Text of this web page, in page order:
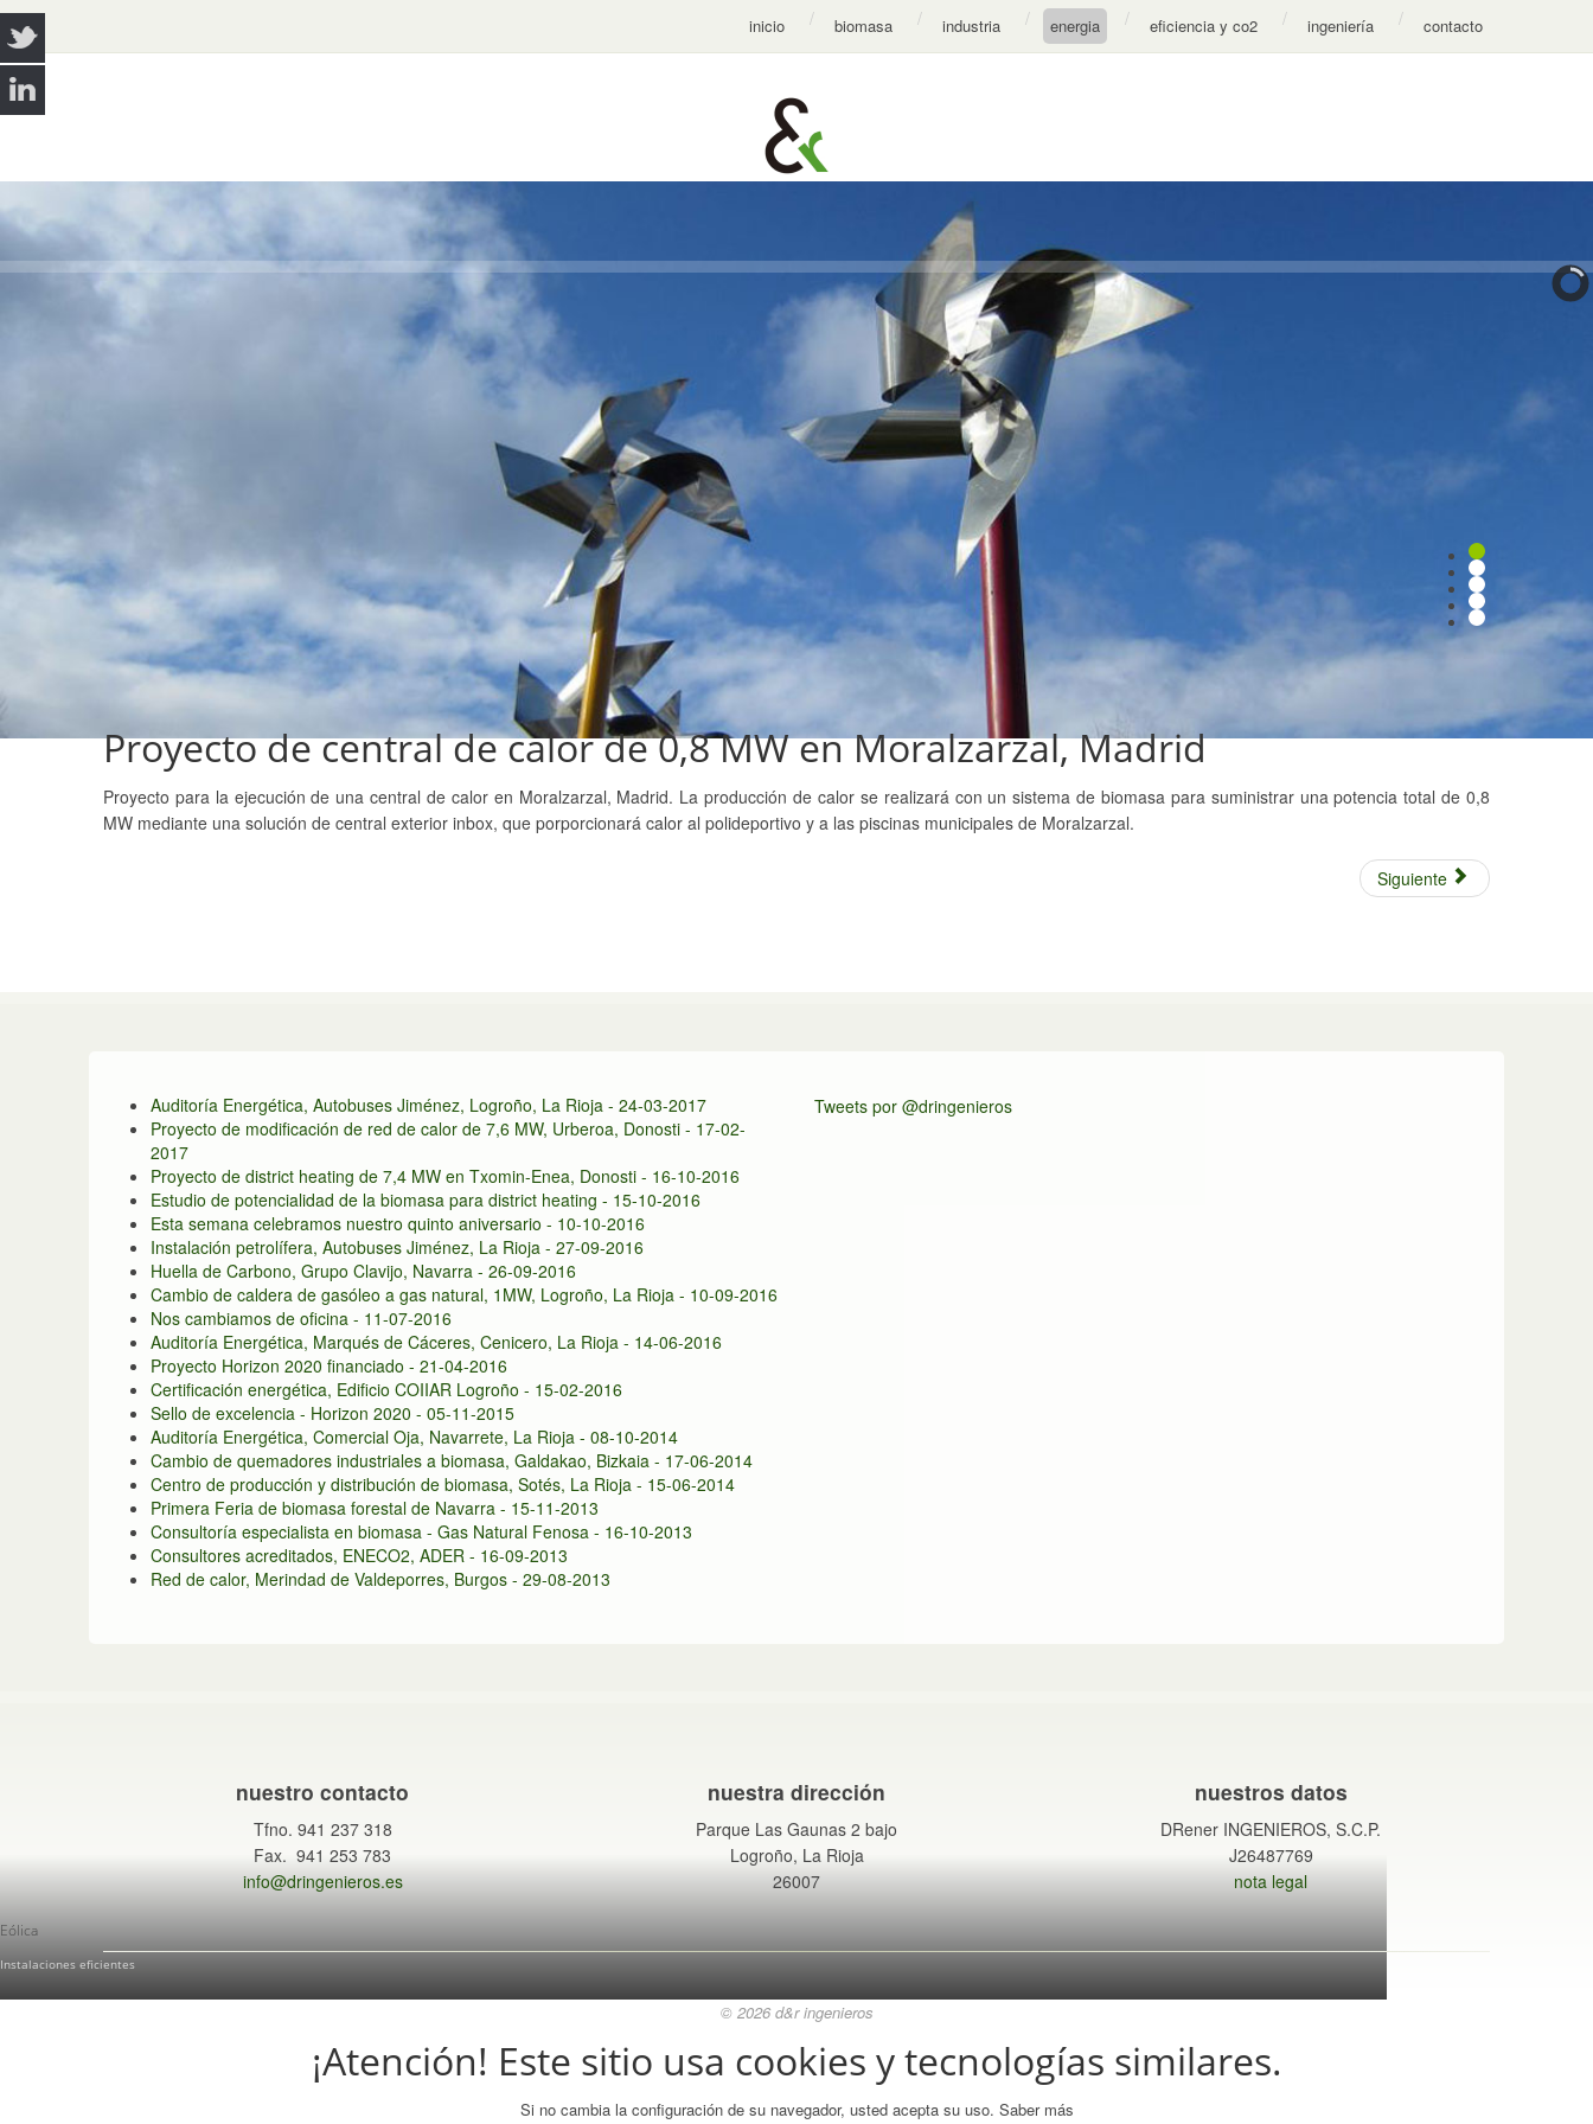
inicio biomasa industria energia eficiencia y co2 ingeniería contacto
Eólica
Instalaciones eficientes
Proyecto de central de calor de 0,8 MW en Moralzarzal, Madrid
Proyecto para la ejecución de una central de calor en Moralzarzal, Madrid. La producción de calor se realizará con un sistema de biomasa para suministrar una potencia total de 0,8
MW mediante una solución de central exterior inbox, que porporcionará calor al polideportivo y a las piscinas municipales de Moralzarzal.
Siguiente
Auditoría Energética, Autobuses Jiménez, Logroño, La Rioja - 24-03-2017
Proyecto de modificación de red de calor de 7,6 MW, Urberoa, Donosti - 17-02-
2017
Proyecto de district heating de 7,4 MW en Txomin-Enea, Donosti - 16-10-2016
Estudio de potencialidad de la biomasa para district heating - 15-10-2016
Esta semana celebramos nuestro quinto aniversario - 10-10-2016
Instalación petrolífera, Autobuses Jiménez, La Rioja - 27-09-2016
Huella de Carbono, Grupo Clavijo, Navarra - 26-09-2016
Cambio de caldera de gasóleo a gas natural, 1MW, Logroño, La Rioja - 10-09-2016
Nos cambiamos de oficina - 11-07-2016
Auditoría Energética, Marqués de Cáceres, Cenicero, La Rioja - 14-06-2016
Proyecto Horizon 2020 financiado - 21-04-2016
Certificación energética, Edificio COIIAR Logroño - 15-02-2016
Sello de excelencia - Horizon 2020 - 05-11-2015
Auditoría Energética, Comercial Oja, Navarrete, La Rioja - 08-10-2014
Cambio de quemadores industriales a biomasa, Galdakao, Bizkaia - 17-06-2014
Centro de producción y distribución de biomasa, Sotés, La Rioja - 15-06-2014
Primera Feria de biomasa forestal de Navarra - 15-11-2013
Consultoría especialista en biomasa - Gas Natural Fenosa - 16-10-2013
Consultores acreditados, ENECO2, ADER - 16-09-2013
Red de calor, Merindad de Valdeporres, Burgos - 29-08-2013
Tweets por @dringenieros
nuestro contacto
Tfno. 941 237 318
Fax. 941 253 783
info@dringenieros.es
nuestra dirección
Parque Las Gaunas 2 bajo
Logroño, La Rioja
26007
nuestros datos
DRener INGENIEROS, S.C.P.
J26487769
nota legal
© 2026 d&r ingenieros
¡Atención! Este sitio usa cookies y tecnologías similares.
Si no cambia la configuración de su navegador, usted acepta su uso. Saber más